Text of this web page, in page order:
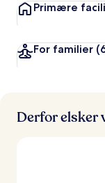
Primære
For familier
Derfor elsker